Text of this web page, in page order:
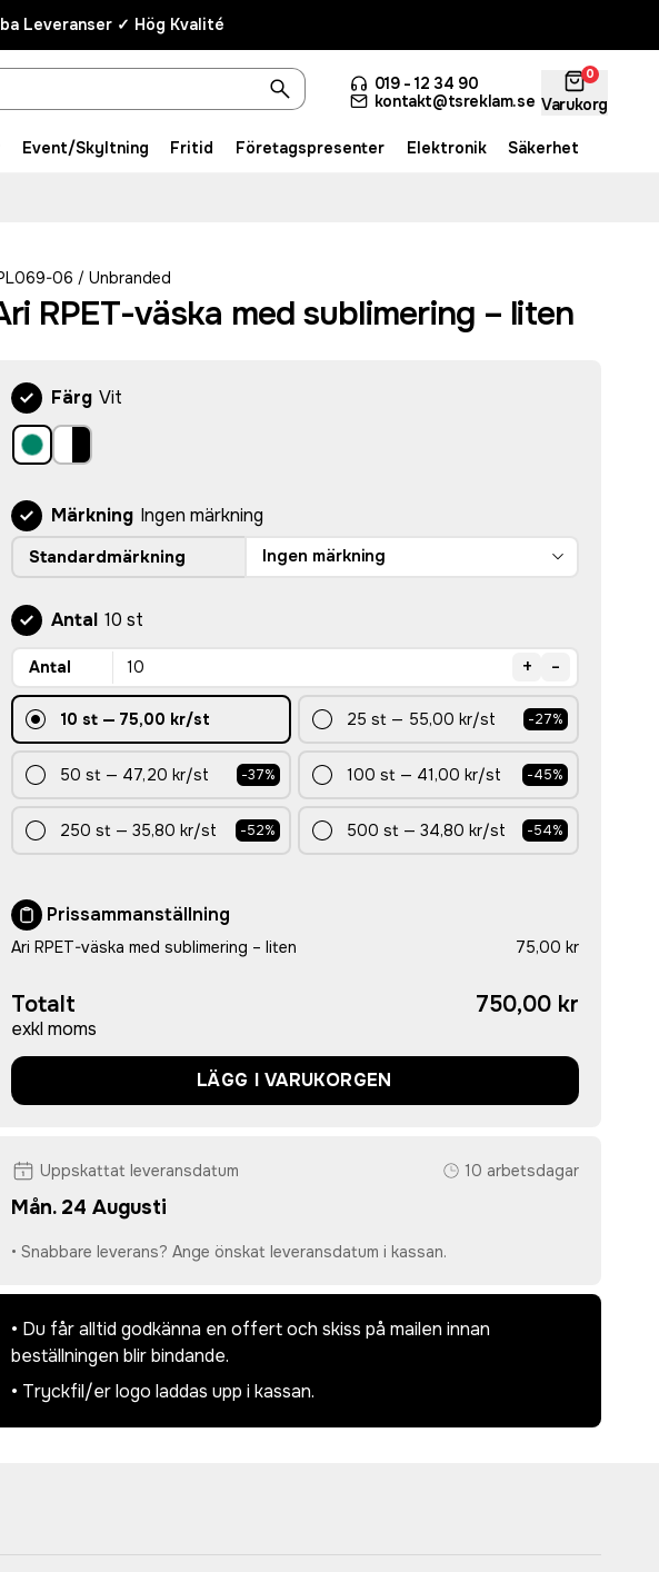
Leveranser ✓ Hög Kvalité
019 - 12 34 90
kontakt@tsreklam.se
0
Varukorg
Event/Skyltning Fritid Företagspresenter Elektronik Säkerhet
06 / Unbranded
RPET-väska med sublimering – liten
Färg Vit
Märkning Ingen märkning
Standardmärkning Ingen märkning
Antal 10 st
Antal + -
10 st— 75,00 kr/st 25 st — 55,00 kr/st -27%
50 st — 47,20 kr/st -37% 100 st — 41,00 kr/st -45%
250 st — 35,80 kr/st -52% 500 st —34,80 kr/st -54%
Prissammanställning
Ari RPET-väska med sublimering – liten 75,00 kr
Totalt
exkl moms
750,00 kr
LÄGG I VARUKORGEN
Uppskattat leveransdatum 10 arbetsdagar
Mån. 24 Augusti
• Snabbare leverans? Ange önskat leveransdatum i kassan.
• Du får alltid godkänna en offert och skiss på mailen innan
beställningen blir bindande.
• Tryckfil/er logo laddas upp i kassan.